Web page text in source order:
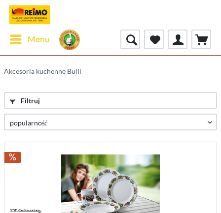
Menu
Akcesoria kuchenne Bulli
Filtruj